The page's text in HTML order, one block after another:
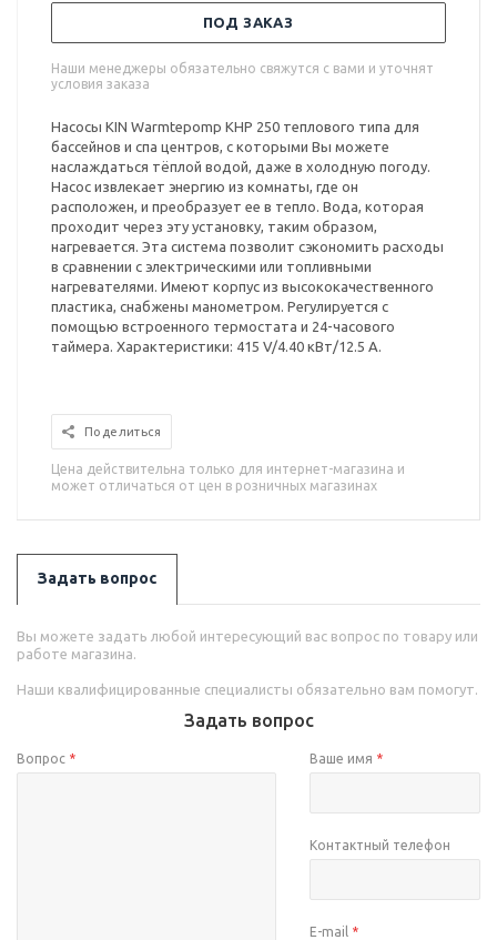
ПОД ЗАКАЗ
Наши менеджеры обязательно свяжутся с вами и уточнят
условия заказа
Насосы KIN Warmtepomp KHP 250 теплового типа для
бассейнов и спа центров, с которыми Вы можете
наслаждаться тёплой водой, даже в холодную погоду.
Насос извлекает энергию из комнаты, где он
расположен, и преобразует ее в тепло. Вода, которая
проходит через эту установку, таким образом,
нагревается. Эта система позволит сэкономить расходы
в сравнении с электрическими или топливными
нагревателями. Имеют корпус из высококачественного
пластика, снабжены манометром. Регулируется с
помощью встроенного термостата и 24-часового
таймера. Характеристики: 415 V/4.40 кВт/12.5 A.
Поделиться
Цена действительна только для интернет-магазина и
может отличаться от цен в розничных магазинах
Задать вопрос
Вы можете задать любой интересующий вас вопрос по товару или
работе магазина.
Наши квалифицированные специалисты обязательно вам помогут.
Задать вопрос
Вопрос * Ваше имя *
Контактный телефон
E-mail *